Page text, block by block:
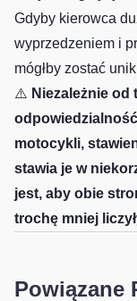
Gdyby kierowca
wyprzedzeniem i
mógłby zostać
⚠️ Niezależnie
motocykli,
stawia je w
jest, aby obie
trochę mniej
Powiązane